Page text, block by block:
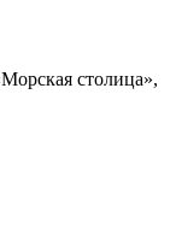
столица»,